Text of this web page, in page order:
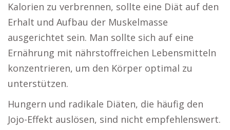
Kalorien zu verbrennen, sollte eine Diät auf den
Erhalt und Aufbau der Muskelmasse
ausgerichtet sein. Man sollte sich auf eine
Ernährung mit nährstoffreichen Lebensmitteln
konzentrieren, um den Körper optimal zu
unterstützen.
Hungern und radikale Diäten, die häufig den
Jojo-Effekt auslösen, sind nicht empfehlenswert.